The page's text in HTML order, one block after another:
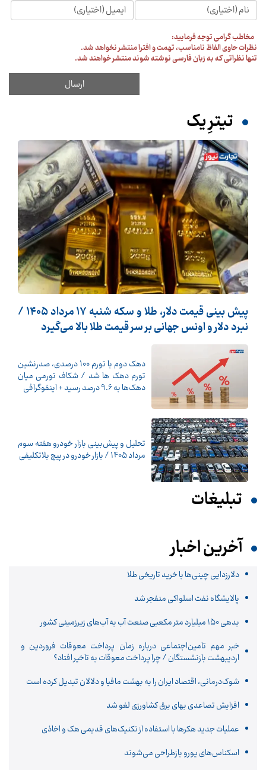
مخاطب گرامی توجه فرمایید:
نظرات حاوی الفاظ نامناسب، تهمت و افترا منتشر نخواهد شد.
تنها نظراتی که به زبان فارسی نوشته شوند منتشر خواهند شد.
تیترِ یک
پیش ‌بینی قیمت دلار، طلا و سکه شنبه ۱۷ مرداد ۱۴۰۵ /
نبرد دلار و اونس جهانی بر سر قیمت طلا بالا می‌گیرد
دهک دوم با تورم 100 درصدی، صدرنشین
تورم دهک ها شد / شکاف تورمی میان
دهک‌ها به 9.6 درصد رسید + اینفوگرافی
تحلیل و پیش‌بینی بازار خودرو هفته سوم
مرداد 1405 / بازار خودرو در پیچ بلاتکلیفی
تبلیغات
آخرین اخبار
دلارزدایی چینی‌ها با خرید تاریخی طلا
پالایشگاه نفت اسلواکی منفجر شد
بدهی ۱۵۰ میلیارد متر مکعبی صنعت آب به آب‌های زیرزمینی کشور
خبر مهم تامین‌اجتماعی درباره زمان پرداخت معوقات فروردین و
اردیبهشت بازنشستگان / چرا پرداخت معوقات به تاخیر افتاد؟
شوک‌درمانی، اقتصاد ایران را به بهشت مافیا و دلالان تبدیل کرده است
افزایش تصاعدی بهای برق کشاورزی لغو شد
عملیات جدید هکرها با استفاده از تکنیک‌های قدیمی هک و اخاذی
اسکناس‌های یورو بازطراحی می‌شوند